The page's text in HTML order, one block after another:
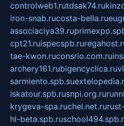
controlweb1.rutdsak74.ru
iron-snab.rucosta-bella.ru
associaciya39.ru
cpt21.ruispecspb.ru
tae-kwon.ruconsrio.com.ru
archery161.rubigencyclica.ru
sarmiento.spb.su
iskatour.spb.rusnpi.org.ru
krygeva-spa.ruchel.net.ru
hl-beta.spb.ru